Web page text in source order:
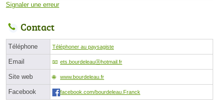
Signaler une erreur
Contact
Téléphone Téléphoner au paysagiste
Email ets.bourdeleauⓐhotmail.fr
Site web www.bourdeleau.fr
Facebook facebook.com/bourdeleau.Franck